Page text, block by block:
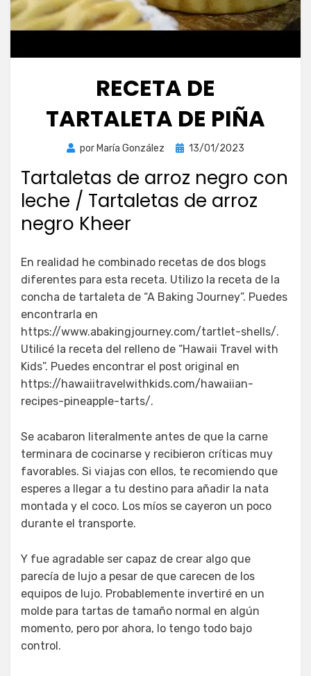
RECETA DE
TARTALETA DE PIÑA
por María González
Publicada
13/01/2023
Tartaletas de arroz negro con
leche / Tartaletas de arroz
negro Kheer
En realidad he combinado recetas de dos blogs
diferentes para esta receta. Utilizo la receta de la
concha de tartaleta de “A Baking Journey”. Puedes
encontrarla en
https://www.abakingjourney.com/tartlet-shells/.
Utilicé la receta del relleno de “Hawaii Travel with
Kids”. Puedes encontrar el post original en
https://hawaiitravelwithkids.com/hawaiian-
recipes-pineapple-tarts/.
Se acabaron literalmente antes de que la carne
terminara de cocinarse y recibieron críticas muy
favorables. Si viajas con ellos, te recomiendo que
esperes a llegar a tu destino para añadir la nata
montada y el coco. Los míos se cayeron un poco
durante el transporte.
Y fue agradable ser capaz de crear algo que
parecía de lujo a pesar de que carecen de los
equipos de lujo. Probablemente invertiré en un
molde para tartas de tamaño normal en algún
momento, pero por ahora, lo tengo todo bajo
control.